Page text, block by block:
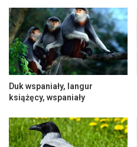
Duk wspaniały, langur
książęcy, wspaniały